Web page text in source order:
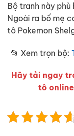
Bộ tranh này
Ngoài ra bố mẹ
tô Pokemon
📂 Xem trọn bộ:
Hãy tải ngay
tô